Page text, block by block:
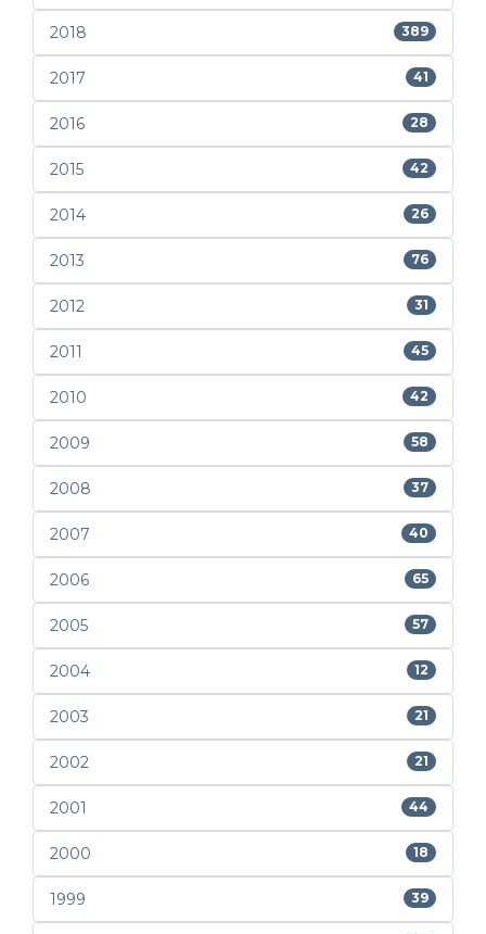
2018 389
2017 41
2016 28
2015 42
2014 26
2013 76
2012 31
2011 45
2010 42
2009 58
2008 37
2007 40
2006 65
2005 57
2004 12
2003 21
2002 21
2001 44
2000 18
1999 39